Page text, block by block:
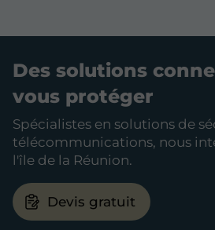
Des solutions
vous protéger
Spécialistes en solutions de
télécommunications, nous
l'île de la Réunion.
Devis gratuit